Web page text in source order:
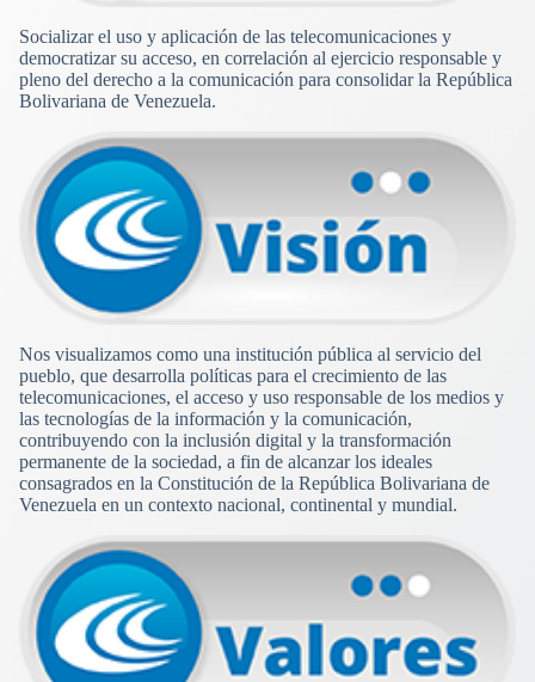
Socializar el uso y aplicación de las telecomunicaciones y
democratizar su acceso, en correlación al ejercicio responsable y
pleno del derecho a la comunicación para consolidar la República
Bolivariana de Venezuela.
Nos visualizamos como una institución pública al servicio del
pueblo, que desarrolla políticas para el crecimiento de las
telecomunicaciones, el acceso y uso responsable de los medios y
las tecnologías de la información y la comunicación,
contribuyendo con la inclusión digital y la transformación
permanente de la sociedad, a fin de alcanzar los ideales
consagrados en la Constitución de la República Bolivariana de
Venezuela en un contexto nacional, continental y mundial.